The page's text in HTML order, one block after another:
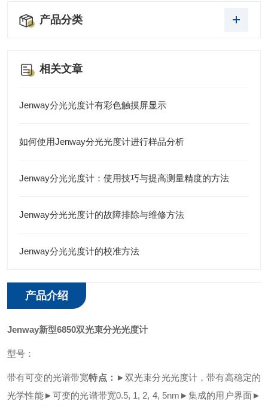
产品分类
相关文章
Jenway分光光度计有彩色触摸屏显示
如何使用Jenway分光光度计进行样品分析
Jenway分光光度计：使用技巧与提高测量精度的方法
Jenway分光光度计的故障排除与维修方法
Jenway分光光度计的校准方法
产品介绍
Jenway新型6850双光束分光光度计
型号：
带有可变的光谱带宽特点： ►双光束分光光度计，带有高稳定的
光学性能►可变的光谱带宽0.5, 1, 2, 4, 5nm ►集成的用户界面►